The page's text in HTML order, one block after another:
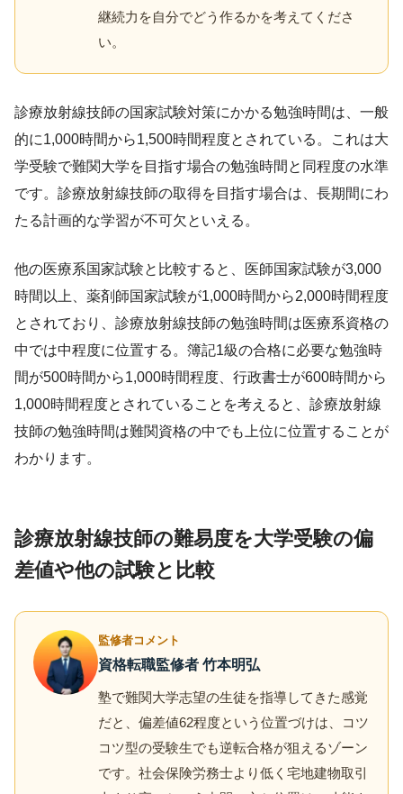
継続力を自分でどう作るかを考えてくださ
い。
診療放射線技師の国家試験対策にかかる勉強時間は、一般
的に1,000時間から1,500時間程度とされている。これは大
学受験で難関大学を目指す場合の勉強時間と同程度の水準
です。診療放射線技師の取得を目指す場合は、長期間にわ
たる計画的な学習が不可欠といえる。
他の医療系国家試験と比較すると、医師国家試験が3,000
時間以上、薬剤師国家試験が1,000時間から2,000時間程度
とされており、診療放射線技師の勉強時間は医療系資格の
中では中程度に位置する。簿記1級の合格に必要な勉強時
間が500時間から1,000時間程度、行政書士が600時間から
1,000時間程度とされていることを考えると、診療放射線
技師の勉強時間は難関資格の中でも上位に位置することが
わかります。
診療放射線技師の難易度を大学受験の偏
差値や他の試験と比較
監修者コメント
資格転職監修者 竹本明弘
塾で難関大学志望の生徒を指導してきた感覚
だと、偏差値62程度という位置づけは、コツ
コツ型の受験生でも逆転合格が狙えるゾーン
です。社会保険労務士より低く宅地建物取引